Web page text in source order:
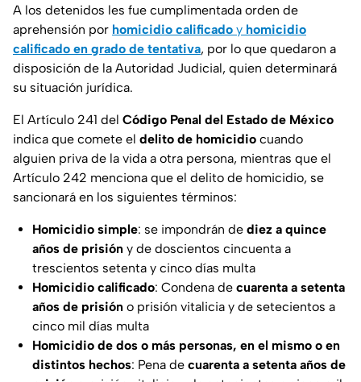
A los detenidos les fue cumplimentada orden de
aprehensión por homicidio calificado y homicidio
calificado en grado de tentativa, por lo que quedaron a
disposición de la Autoridad Judicial, quien determinará
su situación jurídica.
El Artículo 241 del Código Penal del Estado de México
indica que comete el delito de homicidio cuando
alguien priva de la vida a otra persona, mientras que el
Artículo 242 menciona que el delito de homicidio, se
sancionará en los siguientes términos:
Homicidio simple: se impondrán de diez a quince
años de prisión y de doscientos cincuenta a
trescientos setenta y cinco días multa
Homicidio calificado: Condena de cuarenta a setenta
años de prisión o prisión vitalicia y de setecientos a
cinco mil días multa
Homicidio de dos o más personas, en el mismo o en
distintos hechos: Pena de cuarenta a setenta años de